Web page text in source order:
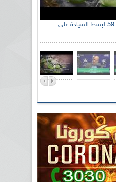
الإذاعة الجزائرية تحي الذكرى 59 لبسط السيادة على